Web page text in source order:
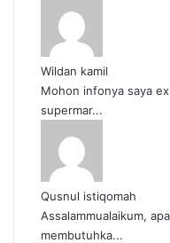
Wildan kamil
Mohon infonya saya
supermar...
Qusnul istiqomah
Assalammualaikum,
membutuhka...